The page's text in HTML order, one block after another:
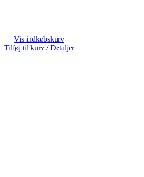
Vis indkøbskurv
Tilføj til kurv / Detaljer